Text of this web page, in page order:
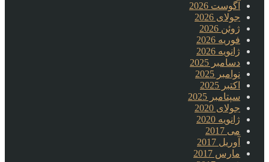
آگوست 2026
جولای 2026
ژوئن 2026
فوریه 2026
ژانویه 2026
دسامبر 2025
نوامبر 2025
اکتبر 2025
سپتامبر 2025
جولای 2020
ژانویه 2020
می 2017
آوریل 2017
مارس 2017